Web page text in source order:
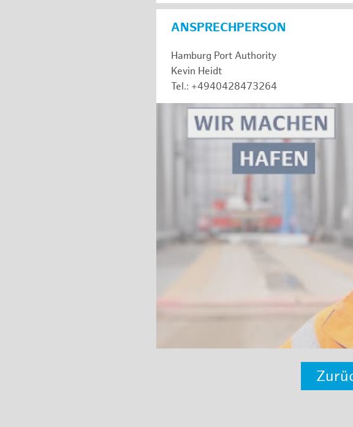
ANSPRECHPERSON
Hamburg Port Authority
Kevin Heidt
Tel.: +4940428473264